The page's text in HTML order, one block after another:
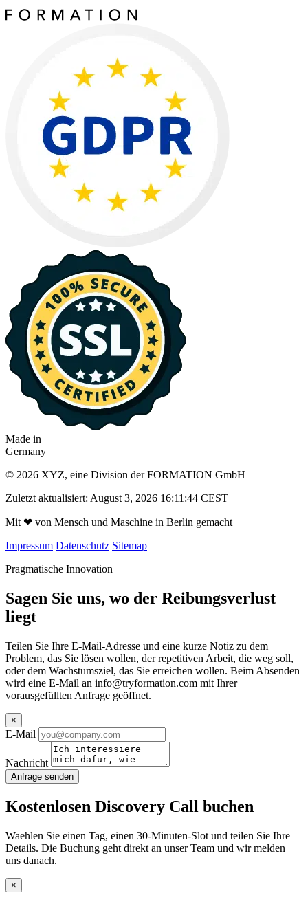
Made in
Germany
© 2026 XYZ, eine Division der FORMATION GmbH
Zuletzt aktualisiert: August 3, 2026 16:11:44 CEST
Mit ❤ von Mensch und Maschine in Berlin gemacht
Impressum Datenschutz Sitemap
Pragmatische Innovation
Sagen Sie uns, wo der Reibungsverlust
liegt
Teilen Sie Ihre E-Mail-Adresse und eine kurze Notiz zu dem
Problem, das Sie lösen wollen, der repetitiven Arbeit, die weg soll,
oder dem Wachstumsziel, das Sie erreichen wollen. Beim Absenden
wird eine E-Mail an info@tryformation.com mit Ihrer
vorausgefüllten Anfrage geöffnet.
×
E-Mail
Nachricht
Anfrage senden
Kostenlosen Discovery Call buchen
Waehlen Sie einen Tag, einen 30-Minuten-Slot und teilen Sie Ihre
Details. Die Buchung geht direkt an unser Team und wir melden
uns danach.
×